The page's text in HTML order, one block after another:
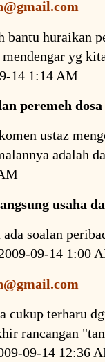
bantu huraikan
mendengar yg
14 1:14 AM
peremeh
ustaz
adalah
usaha
ada soalan
09-14 1:00
cukup terharu
rancangan
09-14 12:36